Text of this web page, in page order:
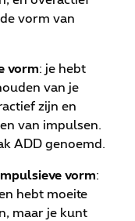
vorm van
vorm: je hebt
van je
zijn en
van impulsen.
ADD genoemd.
vorm:
hebt moeite
maar je kunt